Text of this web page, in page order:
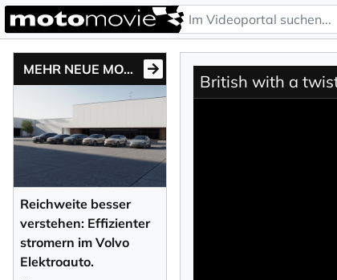
MEHR NEUE MOTONEWS
Reichweite besser
verstehen: Effizienter
stromern im Volvo
Elektroauto.
British with a